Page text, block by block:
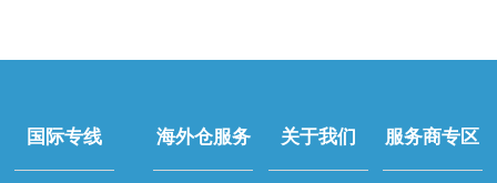
国际专线 海外仓服务 关于我们 服务商专区